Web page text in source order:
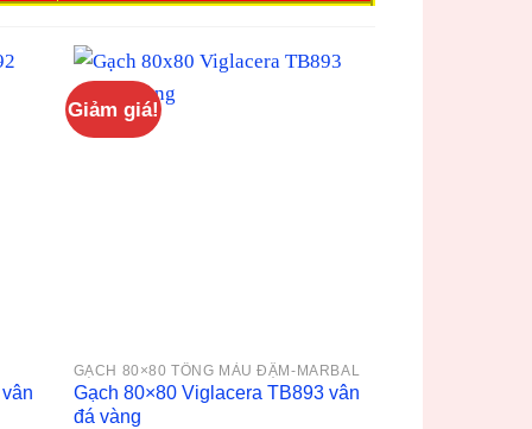
Giảm giá!
GẠCH 80×80 TÔNG MÀU ĐẬM-MARBAL
Gạch 80×80 Viglacera TB893 vân
đá vàng